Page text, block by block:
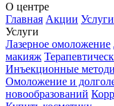
О центре
Главная Акции Услуги
Услуги
Лазерное омоложение
макияж
Инъекционные
Омоложение и
новообразований